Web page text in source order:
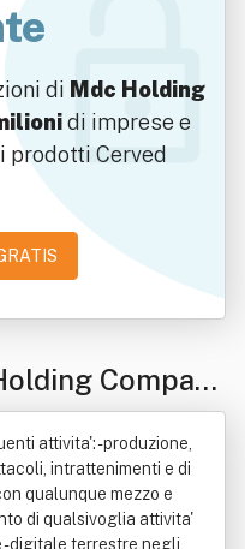
di Mdc Holding
di imprese e
prodotti Cerved
Compan
attivita': - produzione,
intrattenimenti e di
qualunque mezzo e
di qualsivoglia attivita'
digitale terrestre negli